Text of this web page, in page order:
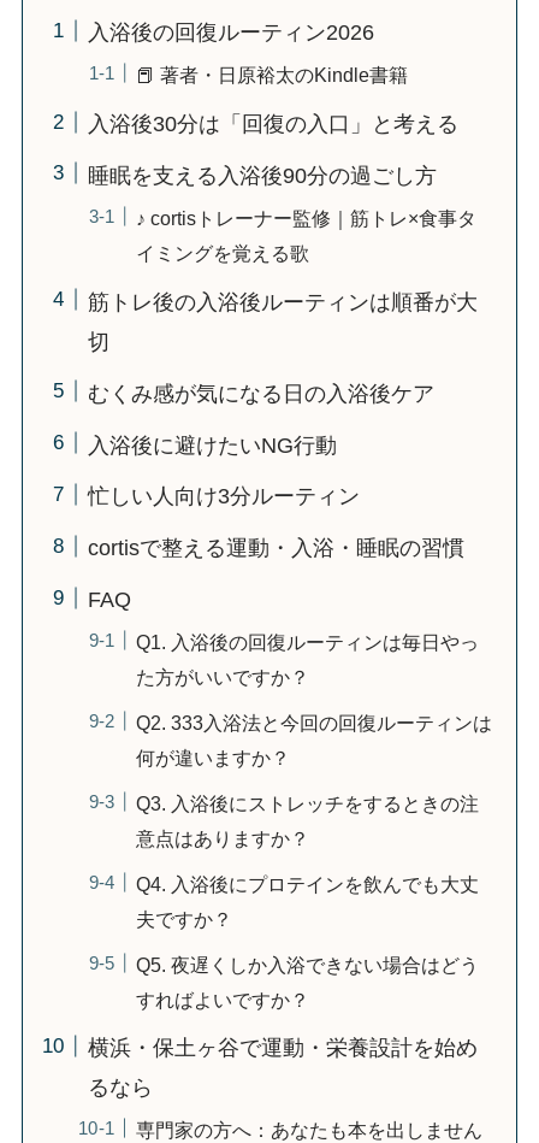
入浴後の回復ルーティン2026
📕 著者・日原裕太のKindle書籍
入浴後30分は「回復の入口」と考える
睡眠を支える入浴後90分の過ごし方
♪ cortisトレーナー監修｜筋トレ×食事タ
イミングを覚える歌
筋トレ後の入浴後ルーティンは順番が大
切
むくみ感が気になる日の入浴後ケア
入浴後に避けたいNG行動
忙しい人向け3分ルーティン
cortisで整える運動・入浴・睡眠の習慣
FAQ
Q1. 入浴後の回復ルーティンは毎日やっ
た方がいいですか？
Q2. 333入浴法と今回の回復ルーティンは
何が違いますか？
Q3. 入浴後にストレッチをするときの注
意点はありますか？
Q4. 入浴後にプロテインを飲んでも大丈
夫ですか？
Q5. 夜遅くしか入浴できない場合はどう
すればよいですか？
横浜・保土ヶ谷で運動・栄養設計を始め
るなら
専門家の方へ：あなたも本を出しません